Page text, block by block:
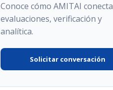
Conoce cómo AMITAI conecta
evaluaciones, verificación y
analítica.
Solicitar conversación